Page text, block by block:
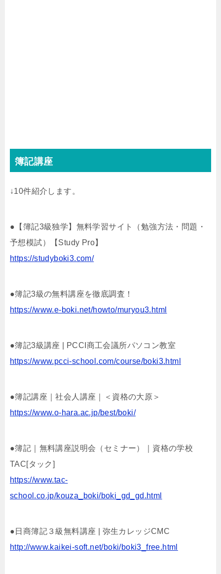
簿記講座
↓10件紹介します。
●【簿記3級独学】無料学習サイト（勉強方法・問題・
予想模試）【Study Pro】
https://studyboki3.com/
●簿記3級の無料講座を徹底調査！
https://www.e-boki.net/howto/muryou3.html
●簿記3級講座 | PCCI商工会議所パソコン教室
https://www.pcci-school.com/course/boki3.html
●簿記講座｜社会人講座｜＜資格の大原＞
https://www.o-hara.ac.jp/best/boki/
●簿記｜無料講座説明会（セミナー）｜資格の学校
TAC[タック]
https://www.tac-
school.co.jp/kouza_boki/boki_gd_gd.html
●日商簿記３級無料講座 | 弥生カレッジCMC
http://www.kaikei-soft.net/boki/boki3_free.html